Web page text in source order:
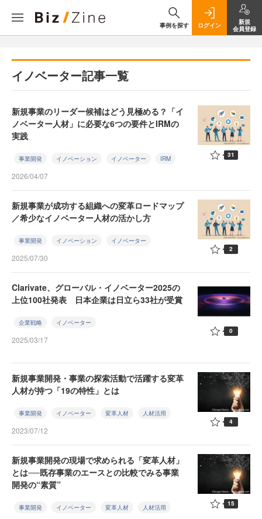
事例を探す ログイン
新規
会員登録
イノベーター記事一覧
新規事業のリーダー候補はどう見極める？「イ
ノベーター人材」に必要な6つの要件とIRMの
実践
事業開発 イノベーション イノベーター IRM
2026/04/07
31
新規事業が成功する組織への変革ロードマップ
／希少なイノベーター人材の活かし方
事業開発 イノベーション イノベーター
2025/07/30
2
Clarivate、グローバル・イノベーター2025の
上位100社発表 日本企業は日立ら33社が受賞
企業戦略 イノベーター
2025/03/17
0
新規事業開発・事業の探索活動で活躍する変革
人材が持つ「19の特性」とは
事業開発 イノベーター 変革人材 人材活用
2023/07/12
4
新規事業開発の現場で求められる「変革人材」
とは──既存事業のエースとの比較でみる事業
開発の“素質”
事業開発 イノベーター 変革人材 人材活用 15